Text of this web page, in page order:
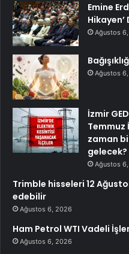
Emine
Ağustos
Ağustos
İzmir
Temmuz
zaman
gelecek?
Ağustos
Trimble hisseleri 12
edebilir
Ağustos 6, 2026
Ham Petrol WTI Vadeli
Ağustos 6, 2026